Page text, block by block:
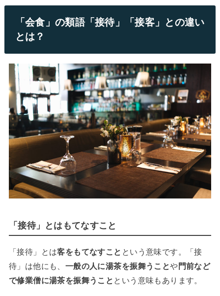
「会食」の類語「接待」「接客」との違い
とは？
「接待」とはもてなすこと
「接待」とは客をもてなすこと という意味です。「接
待」は他にも、 一般の人に湯茶を振舞うことや 門前など
で修業僧に湯茶を振舞うこと という意味もあります。